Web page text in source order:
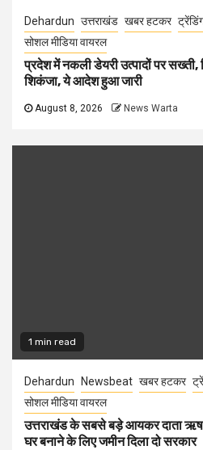
Dehardun उत्तराखंड खबर हटकर
सोशल मीडिया वायरल
प्रदेश में नकली डेयरी उत्पादों पर सख्ती,
शिकंजा, ये आदेश हुआ जारी
August 8, 2026 News Warta
1 min read
Dehardun Newsbeat खबर हटकर
सोशल मीडिया वायरल
उत्तराखंड के सबसे बड़े आयकर दाता
घर बनाने के लिए जमीन दिला दो सरकार